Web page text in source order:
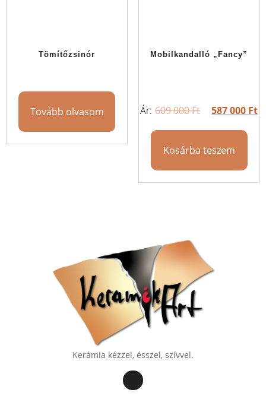
Tömítőzsinór
Tovább olvasom
Mobilkandalló „Fancy”
609 000Ft 587 000 Ft
Kosárba teszem
Kerámia kézzel, ésszel, szívvel.